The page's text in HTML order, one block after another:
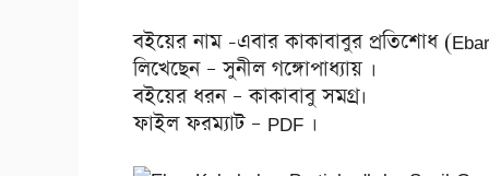
বইয়ের নাম -এবার কাকাবাবুর প্রতিশোধ
লিখেছেন – সুনীল গঙ্গোপাধ্যায় ।
বইয়ের ধরন – কাকাবাবু সমগ্র।
ফাইল ফরম্যাট – PDF ।